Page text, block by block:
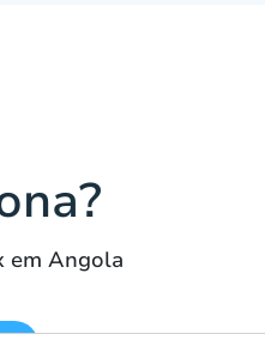
em Angola